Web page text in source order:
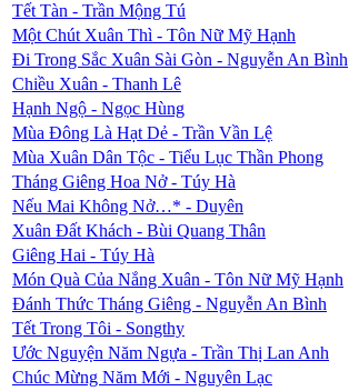
Tết Tàn - Trần Mộng Tú
Một Chút Xuân Thì - Tôn Nữ Mỹ Hạnh
Ɖi Trong Sắc Xuân Sài Gòn - Nguyễn An Bình
Chiều Xuân - Thanh Lê
Hạnh Ngộ - Ngọc Hùng
Mùa Đông Là Hạt Dẻ - Trần Vần Lệ
Mùa Xuân Dân Tộc - Tiểu Lục Thần Phong
Tháng Giêng Hoa Nở - Túy Hà
Nếu Mai Không Nở…* - Duyên
Xuân Đất Khách - Bùi Quang Thân
Giêng Hai - Túy Hà
Món Quà Của Nắng Xuân - Tôn Nữ Mỹ Hạnh
Đánh Thức Tháng Giêng - Nguyễn An Bình
Tết Trong Tôi - Songthy
Ước Nguyện Năm Ngựa - Trần Thị Lan Anh
Chúc Mừng Năm Mới - Nguyên Lạc